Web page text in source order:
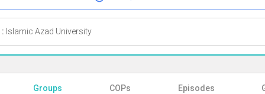
Islamic Azad University
Groups COPs Episodes